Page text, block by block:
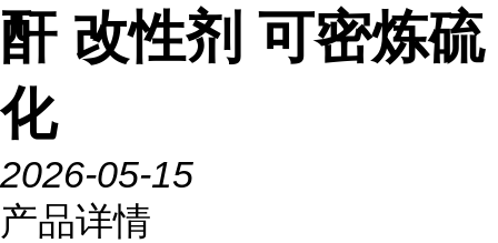
酐 改性剂 可密炼硫
化
2026-05-15
产品详情